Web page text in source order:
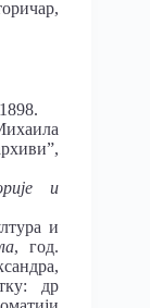
и
и
, год.
др